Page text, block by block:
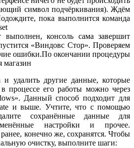
символ подчёркивания). Ждём
пока выполнится команда
выполнен, консоль сама завершит
«Виндовс Стор». Проверяем
ошибки.По окончании процедуры
магазин
и удалить другие данные, которые
процессе его работы можно через
Данный способ подходит для
и выше. Учтите, что с помощью
сохранённые данные для
настройки и прочее.
конечно же, сохранятся. Чтобы
очистку, выполните шаги: